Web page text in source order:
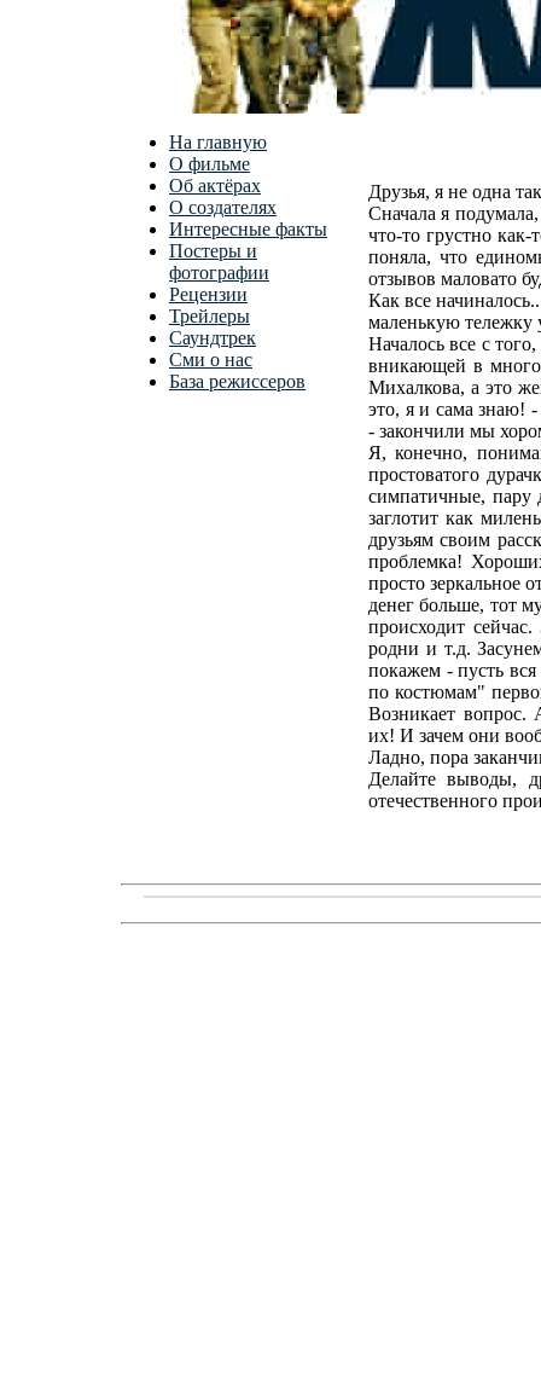
На главную
О фильме
Об актёрах
О создателях
Интересные факты
Постеры и
фотографии
Рецензии
Трейлеры
Саундтрек
Сми о нас
База режиссеров
Друзья, я не одна
Сначала я
что-то грустно
поняла, что
отзывов маловато
Как все
маленькую тележку
Началось все с
вникающей в
Михалкова, а это
это, я и сама знаю!
- закончили мы
Я, конечно,
простоватого
симпатичные, пару
заглотит как
друзьям своим
проблемка!
просто зеркальное
денег больше, тот
происходит
родни и т.д.
покажем - пусть
по костюмам"
Возникает
их! И зачем они
Ладно, пора
Делайте выводы,
отечественного